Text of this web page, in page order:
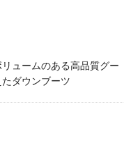
ュームのある高品質グー
ダウンブーツ